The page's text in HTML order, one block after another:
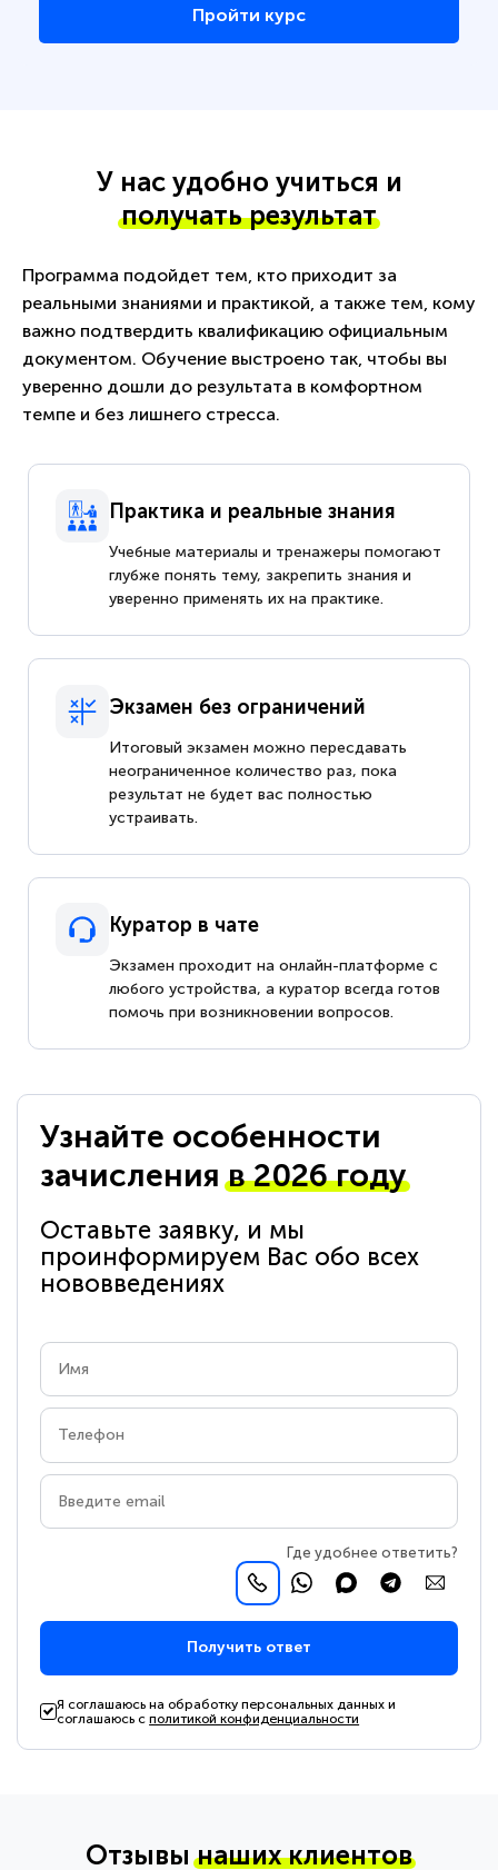
Пройти курс
У нас удобно учиться и
получать результат
Программа подойдет тем, кто приходит за
реальными знаниями и практикой, а также тем, кому
важно подтвердить квалификацию официальным
документом. Обучение выстроено так, чтобы вы
уверенно дошли до результата в комфортном
темпе и без лишнего стресса.
Практика и реальные знания
Учебные материалы и тренажеры помогают
глубже понять тему, закрепить знания и
уверенно применять их на практике.
Экзамен без ограничений
Итоговый экзамен можно пересдавать
неограниченное количество раз, пока
результат не будет вас полностью
устраивать.
Куратор в чате
Экзамен проходит на онлайн-платформе с
любого устройства, а куратор всегда готов
помочь при возникновении вопросов.
Узнайте особенности
зачисленияв 2026 году
Оставьте заявку, и мы
проинформируем Вас обо всех
нововведениях
Где удобнее ответить?
Получить ответ
Я соглашаюсь на обработку персональных данных и
соглашаюсь сполитикой конфиденциальности
Отзывынаших клиентов